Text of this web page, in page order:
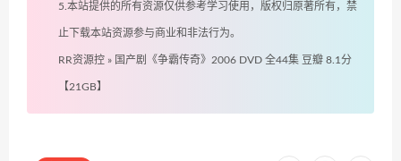
5.本站提供的所有资源仅供参考学习使用，版权归原著所有，禁
止下载本站资源参与商业和非法行为。
RR资源控 » 国产剧《争霸传奇》2006 DVD 全44集 豆瓣 8.1分
【21GB】